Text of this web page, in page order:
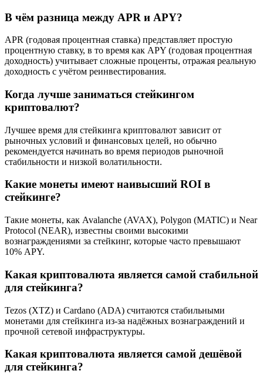
В чём разница между APR и APY?
APR (годовая процентная ставка) представляет простую
процентную ставку, в то время как APY (годовая процентная
доходность) учитывает сложные проценты, отражая реальную
доходность с учётом реинвестирования.
Когда лучше заниматься стейкингом
криптовалют?
Лучшее время для стейкинга криптовалют зависит от
рыночных условий и финансовых целей, но обычно
рекомендуется начинать во время периодов рыночной
стабильности и низкой волатильности.
Какие монеты имеют наивысший ROI в
стейкинге?
Такие монеты, как Avalanche (AVAX), Polygon (MATIC) и Near
Protocol (NEAR), известны своими высокими
вознаграждениями за стейкинг, которые часто превышают
10% APY.
Какая криптовалюта является самой стабильной
для стейкинга?
Tezos (XTZ) и Cardano (ADA) считаются стабильными
монетами для стейкинга из-за надёжных вознаграждений и
прочной сетевой инфраструктуры.
Какая криптовалюта является самой дешёвой
для стейкинга?